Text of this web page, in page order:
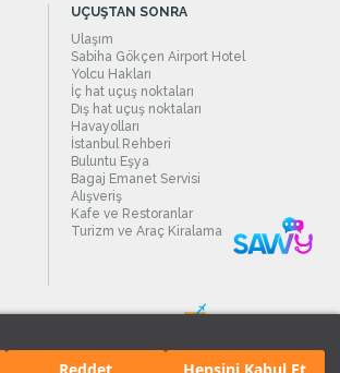
UÇUŞTAN SONRA
Ulaşım
Sabiha Gökçen Airport Hotel
Yolcu Hakları
İç hat uçuş noktaları
Dış hat uçuş noktaları
Havayolları
İstanbul Rehberi
Buluntu Eşya
Bagaj Emanet Servisi
Alışveriş
Kafe ve Restoranlar
Turizm ve Araç Kiralama